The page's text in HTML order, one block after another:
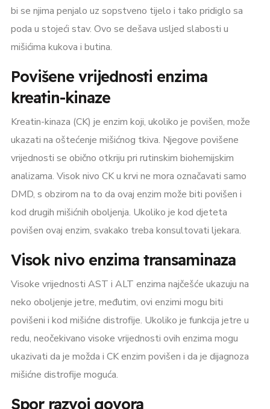
bi se njima penjalo uz sopstveno tijelo i tako pridiglo sa
poda u stojeći stav. Ovo se dešava usljed slabosti u
mišićima kukova i butina.
Povišene vrijednosti enzima
kreatin-kinaze
Kreatin-kinaza (CK) je enzim koji, ukoliko je povišen, može
ukazati na oštećenje mišićnog tkiva. Njegove povišene
vrijednosti se obično otkriju pri rutinskim biohemijskim
analizama. Visok nivo CK u krvi ne mora označavati samo
DMD, s obzirom na to da ovaj enzim može biti povišen i
kod drugih mišićnih oboljenja. Ukoliko je kod djeteta
povišen ovaj enzim, svakako treba konsultovati ljekara.
Visok nivo enzima transaminaza
Visoke vrijednosti AST i ALT enzima najčešće ukazuju na
neko oboljenje jetre, međutim, ovi enzimi mogu biti
povišeni i kod mišićne distrofije. Ukoliko je funkcija jetre u
redu, neočekivano visoke vrijednosti ovih enzima mogu
ukazivati da je možda i CK enzim povišen i da je dijagnoza
mišićne distrofije moguća.
Spor razvoj govora